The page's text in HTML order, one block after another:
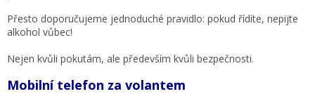
Přesto doporučujeme jednoduché pravidlo: pokud řídíte, nepijte
alkohol vůbec!
Nejen kvůli pokutám, ale především kvůli bezpečnosti.
Mobilní telefon za volantem